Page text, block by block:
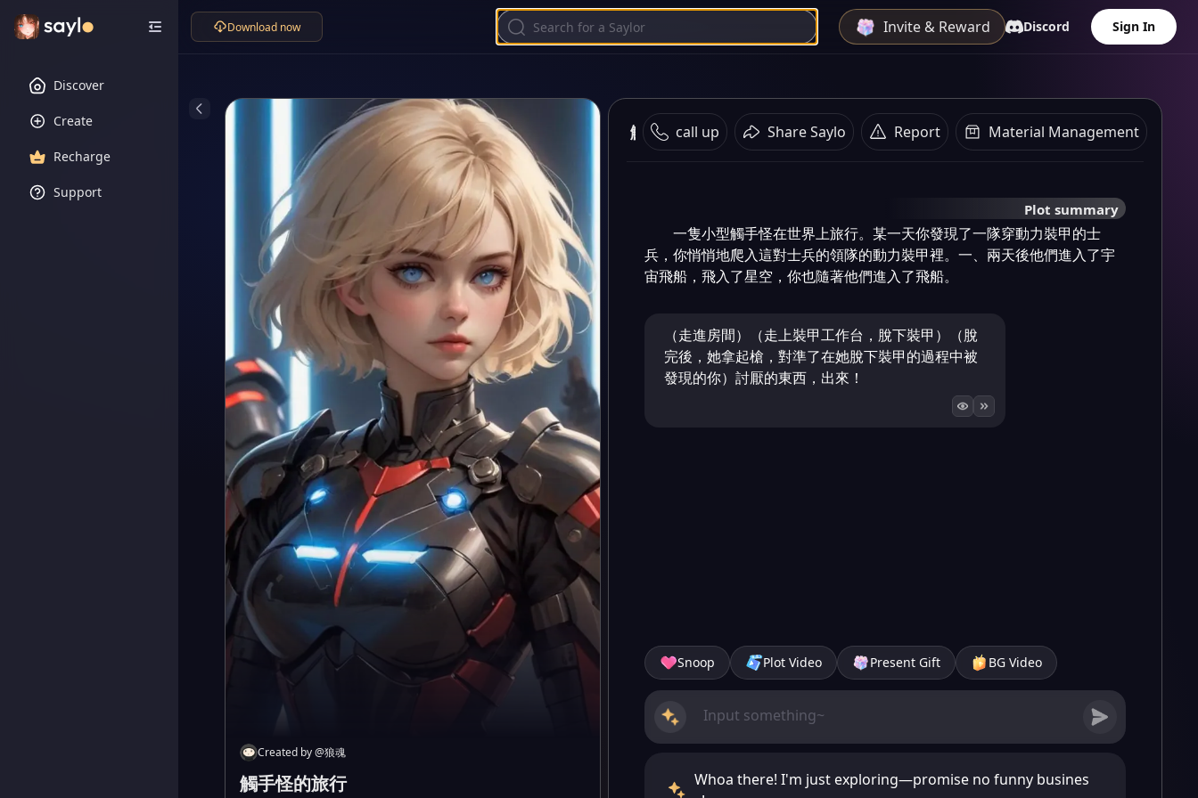
Discover
Create
Recharge
Support
Download now Invite & Reward Discord Sign In
Created by@狼魂
觸手怪的旅行
觸手怪的旅行 call up Share Saylo Report Material Management
Plot summary
一隻小型觸手怪在世界上旅行。某一天你發現了一隊穿動力裝甲的士
兵，你悄悄地爬入這對士兵的領隊的動力裝甲裡。一、兩天後他們進入了宇
宙飛船，飛入了星空，你也隨著他們進入了飛船。
（走進房間）（走上裝甲工作台，脫下裝甲）（脫
完後，她拿起槍，對準了在她脫下裝甲的過程中被
發現的你）討厭的東西，出來！
Snoop Plot Video Present Gift BG Video
Whoa there! I'm just exploring—promise no funny busines